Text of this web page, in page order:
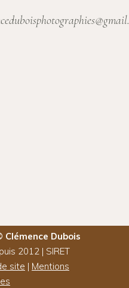
Clémence Dubois
2012 | SIRET
site | Mentions